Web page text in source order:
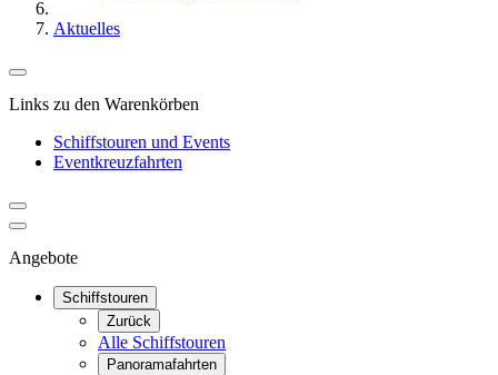
Aktuelles
Links zu den Warenkörben
Schiffstouren und Events
Eventkreuzfahrten
Angebote
Schiffstouren
Zurück
Alle Schiffstouren
Panoramafahrten